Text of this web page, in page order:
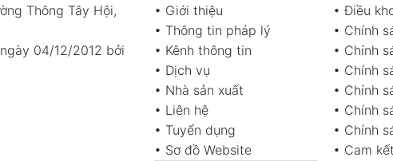
Thông Tây Hội,
04/12/2012 bởi
• Giới thiệu
• Thông tin pháp lý
• Kênh thông tin
• Dịch vụ
• Nhà sản xuất
• Liên hệ
• Tuyển dụng
• Sơ đồ Website
•Điều
• Chính
• Chính
• Chính
• Chính
• Chính
• Chính
• Cam